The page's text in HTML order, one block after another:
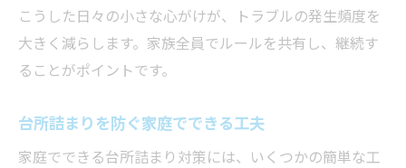
こうした日々の小さな心がけが、トラブルの発生頻度を
大きく減らします。家族全員でルールを共有し、継続す
ることがポイントです。
台所詰まりを防ぐ家庭でできる工夫
家庭でできる台所詰まり対策には、いくつかの簡単な工